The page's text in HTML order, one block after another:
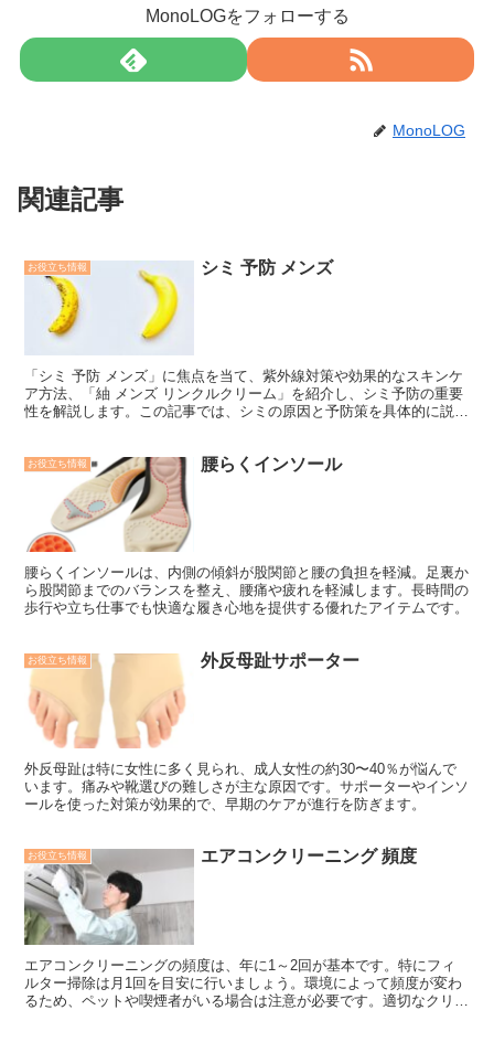
MonoLOGをフォローする
MonoLOG
関連記事
お役立ち情報 シミ 予防 メンズ
「シミ 予防 メンズ」に焦点を当て、紫外線対策や効果的なスキンケ
ア方法、「紬 メンズ リンクルクリーム」を紹介し、シミ予防の重要
性を解説します。この記事では、シミの原因と予防策を具体的に説明
お役立ち情報 腰らくインソール
腰らくインソールは、内側の傾斜が股関節と腰の負担を軽減。足裏か
ら股関節までのバランスを整え、腰痛や疲れを軽減します。長時間の
歩行や立ち仕事でも快適な履き心地を提供する優れたアイテムです。
お役立ち情報 外反母趾サポーター
外反母趾は特に女性に多く見られ、成人女性の約30〜40％が悩んで
います。痛みや靴選びの難しさが主な原因です。サポーターやインソ
ールを使った対策が効果的で、早期のケアが進行を防ぎます。
お役立ち情報 エアコンクリーニング 頻度
エアコンクリーニングの頻度は、年に1～2回が基本です。特にフィ
ルター掃除は月1回を目安に行いましょう。環境によって頻度が変わ
るため、ペットや喫煙者がいる場合は注意が必要です。適切なクリー